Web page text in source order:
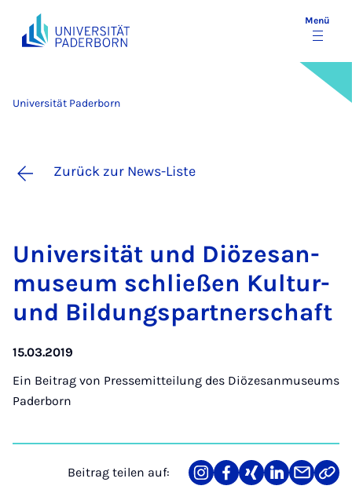
Menü
Universität Paderborn
Zurück zur News-Liste
Uni­ver­si­tät und Di­öze­san­
mu­se­um schlie­ßen Kul­tur-
und Bil­dungs­part­ner­schaft
15.03.2019
Ein Beitrag von Pressemitteilung des Diözesanmuseums
Paderborn
Beitrag teilen auf:
TeilenTeilenTeilenTeilenTeilenLink